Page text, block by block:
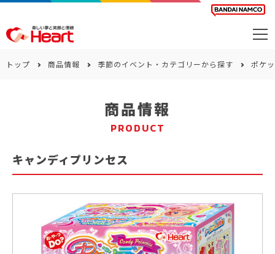
サステナビリティ
トップ 商品情報 季節のイベント・カテゴリーから探す ポケ
商品情報
PRODUCT
キャンディプリンセス